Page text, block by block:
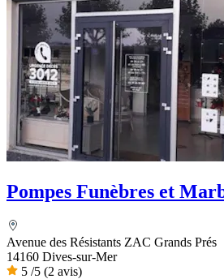
Pompes Funèbres et
Avenue des Résistants ZAC Grands Prés
14160 Dives-sur-Mer
5 /5 (2 avis)